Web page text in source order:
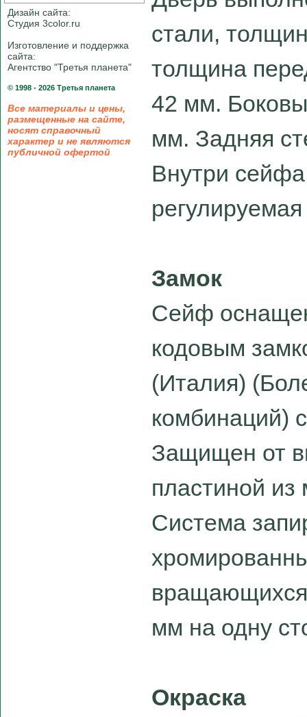
Дизайн сайта:
Студия 3color.ru
Изготовление и поддержка
сайта:
Агентство "Третья планета"
© 1998 - 2026 Третья планета
Все материалы и цены,
размещенные на сайте,
носят справочный
характер и не являются
публичной офертой
стали,
толщина
42 мм.
мм. Задняя
Внутри
Замок
Сейф
кодовым
(Италия)
комбинаций)
Защищен от
пластиной из
Система
мм на одну
Окраска